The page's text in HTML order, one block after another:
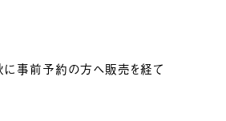
に事前予約の方へ販売を経て